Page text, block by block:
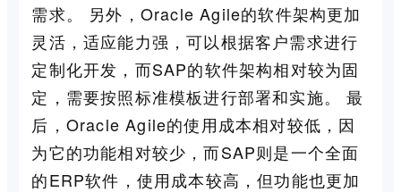
需求。 另外，Oracle Agile的软件架构更加
灵活，适应能力强，可以根据客户需求进行
定制化开发，而SAP的软件架构相对较为固
定，需要按照标准模板进行部署和实施。 最
后，Oracle Agile的使用成本相对较低，因
为它的功能相对较少，而SAP则是一个全面
的ERP软件，使用成本较高，但功能也更加